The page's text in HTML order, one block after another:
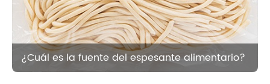
¿Cuál es la fuente del espesante alimentario?